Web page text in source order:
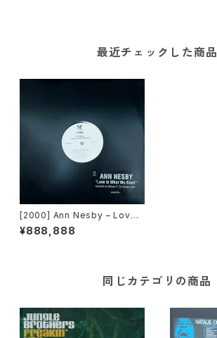
最近チェックした商品
[2000] Ann Nesby – Love I
s What We Need [Perspec
tive Records]
¥888,888
同じカテゴリの商品